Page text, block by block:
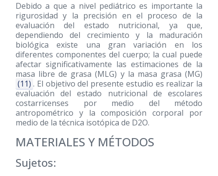
Debido a que a nivel pediátrico es importante la
rigurosidad y la precisión en el proceso de la
evaluación del estado nutricional, ya que,
dependiendo del crecimiento y la maduración
biológica existe una gran variación en los
diferentes componentes del cuerpo; la cual puede
afectar significativamente las estimaciones de la
masa libre de grasa (MLG) y la masa grasa (MG)
(11) . El objetivo del presente estudio es realizar la
evaluación del estado nutricional de escolares
costarricenses por medio del método
antropométrico y la composición corporal por
medio de la técnica isotópica de D2O.
MATERIALES Y MÉTODOS
Sujetos: